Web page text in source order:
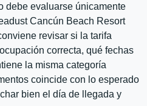
debe evaluarse únicamente
Cancún Beach Resort
revisar si la tarifa
correcta, qué fechas
la misma categoría
coincide con lo esperado
bien el día de llegada y